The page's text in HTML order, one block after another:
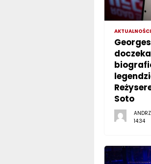
AKTUALNOŚCI
Soto
14:34